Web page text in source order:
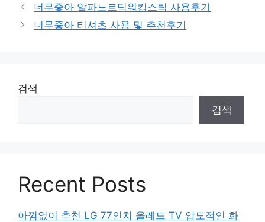
너무좋아 알파노르딕워킹스틱 사용후기
너무좋아 티셔츠 사용 및 추천후기
검색
검색
Recent Posts
아낌없이 추천 LG 77인치 올레드 TV 압도적인 화